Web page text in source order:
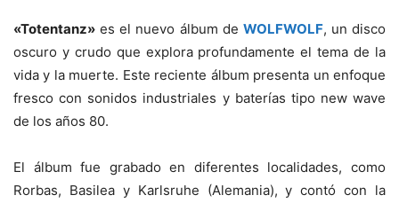
«Totentanz» es el nuevo álbum de WOLFWOLF, un disco
oscuro y crudo que explora profundamente el tema de la
vida y la muerte. Este reciente álbum presenta un enfoque
fresco con sonidos industriales y baterías tipo new wave
de los años 80.
El álbum fue grabado en diferentes localidades, como
Rorbas, Basilea y Karlsruhe (Alemania), y contó con la